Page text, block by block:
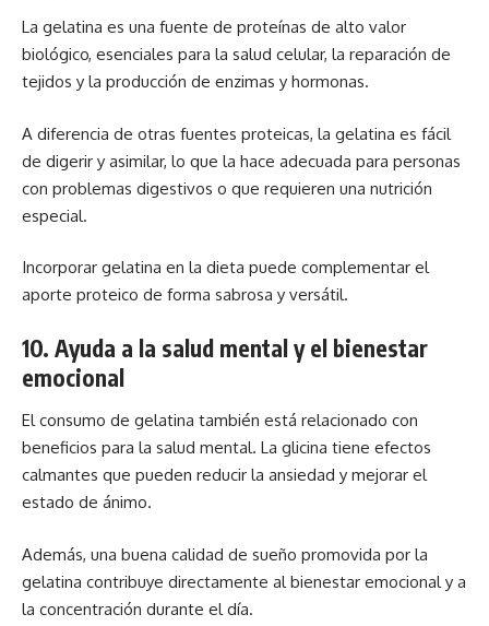
La gelatina es una fuente de proteínas de alto valor
biológico, esenciales para la salud celular, la reparación de
tejidos y la producción de enzimas y hormonas.
A diferencia de otras fuentes proteicas, la gelatina es fácil
de digerir y asimilar, lo que la hace adecuada para personas
con problemas digestivos o que requieren una nutrición
especial.
Incorporar gelatina en la dieta puede complementar el
aporte proteico de forma sabrosa y versátil.
10. Ayuda a la salud mental y el bienestar
emocional
El consumo de gelatina también está relacionado con
beneficios para la salud mental. La glicina tiene efectos
calmantes que pueden reducir la ansiedad y mejorar el
estado de ánimo.
Además, una buena calidad de sueño promovida por la
gelatina contribuye directamente al bienestar emocional y a
la concentración durante el día.